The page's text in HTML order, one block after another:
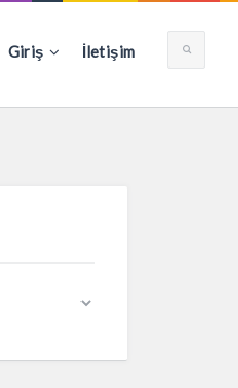
Giriş İletişim